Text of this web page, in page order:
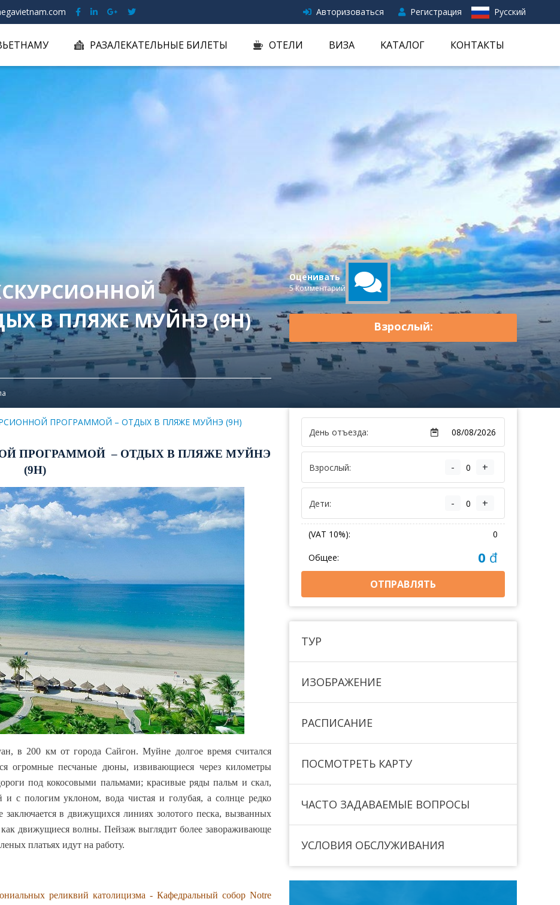
Авторизоваться Регистрация Русский
РАЗАЛЕКАТЕЛЬНЫЕ БИЛЕТЫ ОТЕЛИ ВИЗА KАТАЛОГ КОНТАКТЫ
– ОТДЫХ В ПЛЯЖЕ МУЙНЭ (9Н)
Оценивать
5 Комментарий
Взрослый:
ПРОГРАММОЙ – ОТДЫХ В ПЛЯЖЕ МУЙНЭ (9Н)
ПРОГРАММОЙ – ОТДЫХ В ПЛЯЖЕ МУЙНЭ
(9Н)
в 200 км от города Сайгон. Муйне долгое время считался
огромные песчаные дюны, извивающиеся через километры
под кокосовыми пальмами; красивые ряды пальм и скал,
с пологим уклоном, вода чистая и голубая, а солнце редко
в движущихся линиях золотого песка, вызванных
как движущиеся волны. Пейзаж выглядит более завораживающе
платьях идут на работу.
реликвий католицизма - Кафедральный соборNotre
День отъезда:
Взрослый: - +
Дети: - +
(VAT 10%): 0
Общее: 0 đ
ОТПРАВЛЯТЬ
ТУР
ИЗОБРАЖЕНИЕ
РАСПИСАНИЕ
ПОСМОТРЕТЬ КАРТУ
ЧАСТО ЗАДАВАЕМЫЕ ВОПРОСЫ
УСЛОВИЯ ОБСЛУЖИВАНИЯ